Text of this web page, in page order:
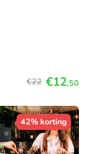
€22 €12,50
42% korting